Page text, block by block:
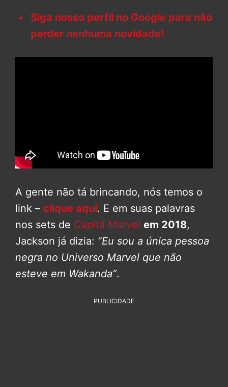
Siga nosso perfil no Google para não
perder nenhuma novidade!
A gente não tá brincando, nós temos o
link – clique aqui. E em suas palavras
nos sets de Capitã Marvel em 2018,
Jackson já dizia: “Eu sou a única pessoa
negra no Universo Marvel que não
esteve em Wakanda”.
PUBLICIDADE